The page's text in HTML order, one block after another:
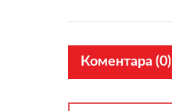
Коментара (0)